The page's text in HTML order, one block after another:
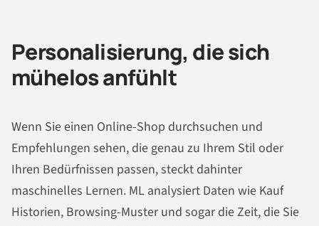
Personalisierung, die sich
mühelos anfühlt
Wenn Sie einen Online-Shop durchsuchen und
Empfehlungen sehen, die genau zu Ihrem Stil oder
Ihren Bedürfnissen passen, steckt dahinter
maschinelles Lernen. ML analysiert Daten wie Kauf
Historien, Browsing-Muster und sogar die Zeit, die Sie